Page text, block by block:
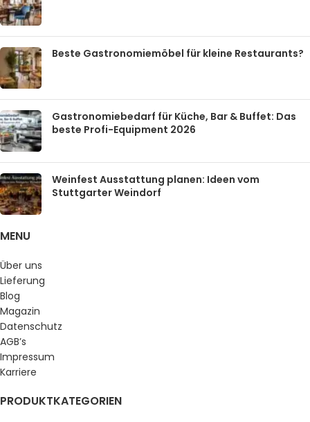
Beste Gastronomiemöbel für kleine Restaurants?
Gastronomiebedarf für Küche, Bar & Buffet: Das
beste Profi-Equipment 2026
Weinfest Ausstattung planen: Ideen vom
Stuttgarter Weindorf
MENU
Über uns
Lieferung
Blog
Magazin
Datenschutz
AGB’s
Impressum
Karriere
PRODUKTKATEGORIEN